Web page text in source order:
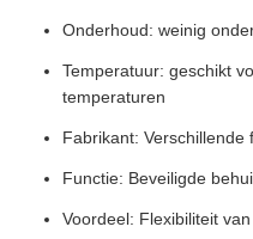
Onderhoud: weinig
Temperatuur: geschikt
temperaturen
Fabrikant:
Functie: Beveiligde
Voordeel: Flexibiliteit